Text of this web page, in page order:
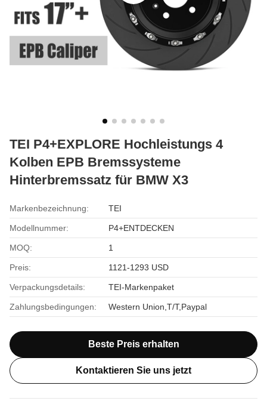
TEI P4+EXPLORE Hochleistungs 4
Kolben EPB Bremssysteme
Hinterbremssatz für BMW X3
Markenbezeichnung: TEI
Modellnummer: P4+ENTDECKEN
MOQ: 1
Preis: 1121-1293 USD
Verpackungsdetails: TEI-Markenpaket
Zahlungsbedingungen: Western Union,T/T,Paypal
Beste Preis erhalten
Kontaktieren Sie uns jetzt